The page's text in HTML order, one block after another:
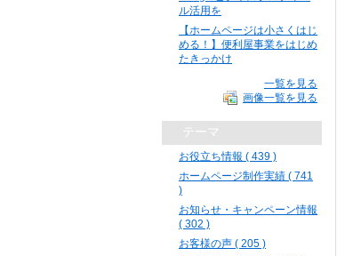
ル活用を
【ホームページは小さくはじ
める！】便利屋事業をはじめ
たきっかけ
一覧を見る
画像一覧を見る
テーマ
お役立ち情報 ( 439 )
ホームページ制作実績 ( 741
)
お知らせ・キャンペーン情報
( 302 )
お客様の声 ( 205 )